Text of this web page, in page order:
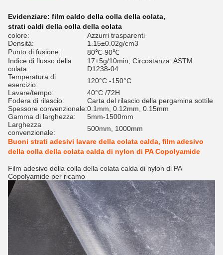
Evidenziare: film caldo della colla della colata,
strati caldi della colla della colata
colore:
Azzurri trasparenti
Densità:
1.15±0.02g/cm3
Punto di fusione:
80℃-90℃
Indice di flusso della
colata:
17±5g/10min; Circostanza: ASTM
D1238-04
Temperatura di
esercizio:
120°C -150°C
Lavare/tempo:
40°C /72H
Fodera di rilascio:
Carta del rilascio della pergamina sottile
Spessore convenzionale:0.1mm, 0.12mm, 0.15mm
Gamma di larghezza:
5mm-1500mm
Larghezza
convenzionale:
500mm, 1000mm
Buoni strati adesivi lavare della colata calda, film adesivo
della colla della colata calda di nylon di PA Copolyamide
Film adesivo della colla della colata calda di nylon di PA
Copolyamide per ricamo